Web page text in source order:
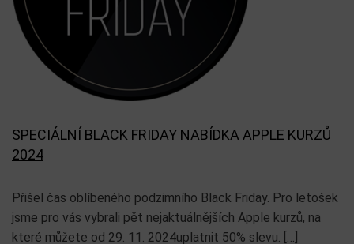
SPECIÁLNÍ BLACK FRIDAY NABÍDKA APPLE KURZŮ
2024
Přišel čas oblíbeného podzimního Black Friday. Pro letošek
jsme pro vás vybrali pět nejaktuálnějších Apple kurzů, na
které můžete od 29. 11. 2024uplatnit 50% slevu. […]